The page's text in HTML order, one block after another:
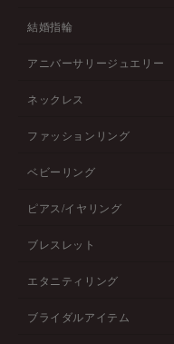
結婚指輪
アニバーサリージュエリー
ネックレス
ファッションリング
ベビーリング
ピアス/イヤリング
ブレスレット
エタニティリング
ブライダルアイテム